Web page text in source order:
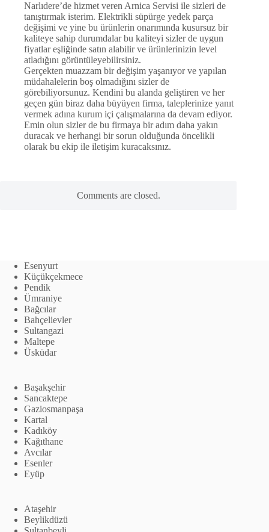
Narlıdere’de hizmet veren Arnica Servisi ile sizleri de
tanıştırmak isterim. Elektrikli süpürge yedek parça
değişimi ve yine bu ürünlerin onarımında kusursuz bir
kaliteye sahip durumdalar bu kaliteyi sizler de uygun
fiyatlar eşliğinde satın alabilir ve ürünlerinizin level
atladığını görüntüleyebilirsiniz.
Gerçekten muazzam bir değişim yaşanıyor ve yapılan
müdahalelerin boş olmadığını sizler de
görebiliyorsunuz. Kendini bu alanda geliştiren ve her
geçen gün biraz daha büyüyen firma, taleplerinize yanıt
vermek adına kurum içi çalışmalarına da devam ediyor.
Emin olun sizler de bu firmaya bir adım daha yakın
duracak ve herhangi bir sorun olduğunda öncelikli
olarak bu ekip ile iletişim kuracaksınız.
Comments are closed.
Esenyurt
Küçükçekmece
Pendik
Ümraniye
Bağcılar
Bahçelievler
Sultangazi
Maltepe
Üsküdar
Başakşehir
Sancaktepe
Gaziosmanpaşa
Kartal
Kadıköy
Kağıthane
Avcılar
Esenler
Eyüp
Ataşehir
Beylikdüzü